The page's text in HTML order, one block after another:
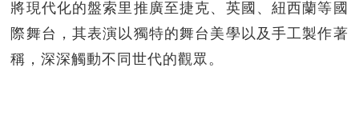
將現代化的盤索里推廣至捷克、英國、紐西蘭等國
際舞台，其表演以獨特的舞台美學以及手工製作著
稱，深深觸動不同世代的觀眾。